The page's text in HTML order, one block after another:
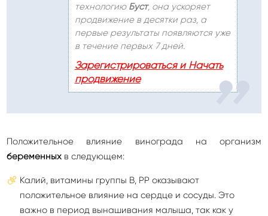
технологию Буст, она ускоряет
продвижение в десятки раз, а
первые результаты появляются уже
в течение первых 7 дней.
Зарегистрироваться и Начать
продвижение
Положительное влияние винограда на организм
беременных в следующем:
Калий, витамины группы В, РР оказывают
положительное влияние на сердце и сосуды. Это
важно в период вынашивания малыша, так как у